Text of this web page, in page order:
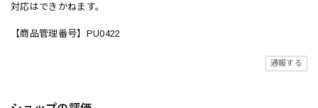
対応はできかねます。
【商品管理番号】PU0422
通報する